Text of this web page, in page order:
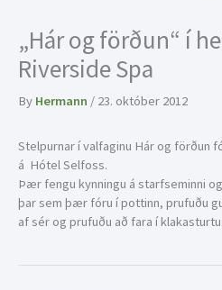
„Hár og förðun“ í
Riverside Spa
By Hermann / 23. október 2012
Stelpurnar í valfaginu Hár og förðun
á Hótel Selfoss.
Þær fengu kynningu á starfseminni
þar sem þær fóru í pottinn, prufuðu
af sér og prufuðu að fara í